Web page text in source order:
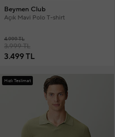
Beymen Club
Açık Mavi Polo T-shirt
4.999 TL
3.999 TL
3.499 TL
Hızlı Teslimat